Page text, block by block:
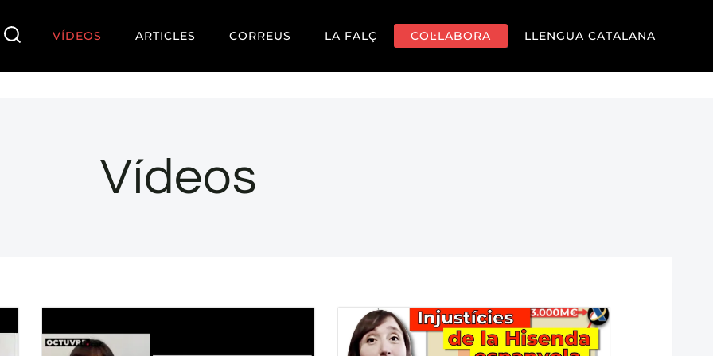
VÍDEOS ARTICLES CORREUS LA FALÇ COL·LABORA LLENGUA CATALANA
Vídeos